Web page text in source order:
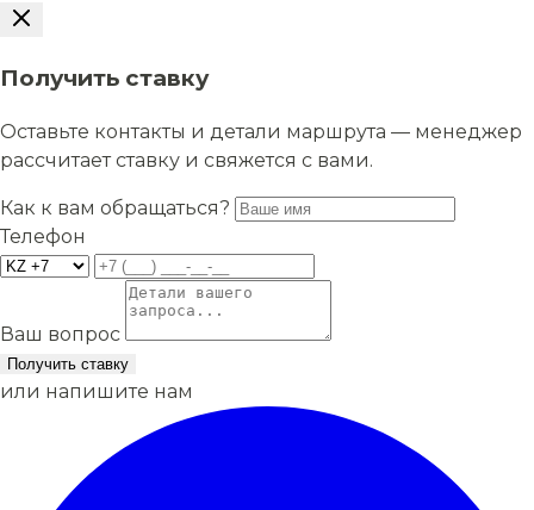
Получить ставку
Оставьте контакты и детали маршрута — менеджер
рассчитает ставку и свяжется с вами.
Как к вам обращаться?
Телефон
Ваш вопрос
Получить ставку
или напишите нам